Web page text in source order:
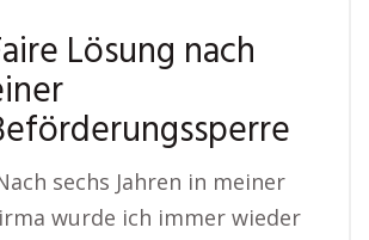
Lösung nach
sechs Jahren in meiner
wurde ich immer wieder